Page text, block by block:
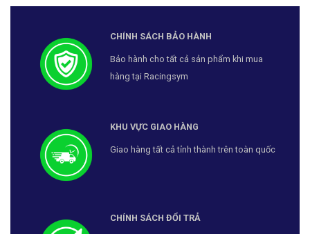
CHÍNH SÁCH BẢO HÀNH
Bảo hành cho tất cả sản phẩm khi mua
hàng tại Racingsym
KHU VỰC GIAO HÀNG
Giao hàng tất cả tỉnh thành trên toàn quốc
CHÍNH SÁCH ĐỔI TRẢ